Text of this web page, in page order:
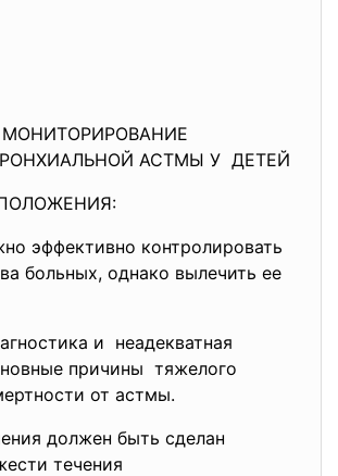
МОНИТОРИРОВАНИЕ
АСТМЫ У ДЕТЕЙ
эффективно контролировать
больных, однако вылечить ее
и неадекватная
причины тяжелого
от астмы.
должен быть сделан
течения